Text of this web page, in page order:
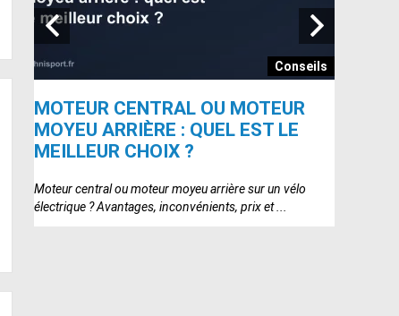
Conseils
MOTEUR CENTRAL OU MOTEUR
MOYEU ARRIÈRE : QUEL EST LE
MEILLEUR CHOIX ?
Moteur central ou moteur moyeu arrière sur un vélo
électrique ? Avantages, inconvénients, prix et ...